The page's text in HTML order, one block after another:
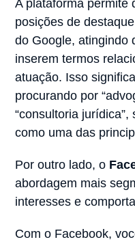
A plataforma permite
posições de
do Google, atingindo
inserem termos
atuação. Isso
procurando por
“consultoria
como uma das
Por outro lado, o
abordagem mais
interesses e
Com o Facebook,